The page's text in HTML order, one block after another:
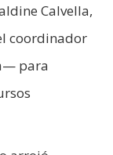
Calvella,
coordinador
para